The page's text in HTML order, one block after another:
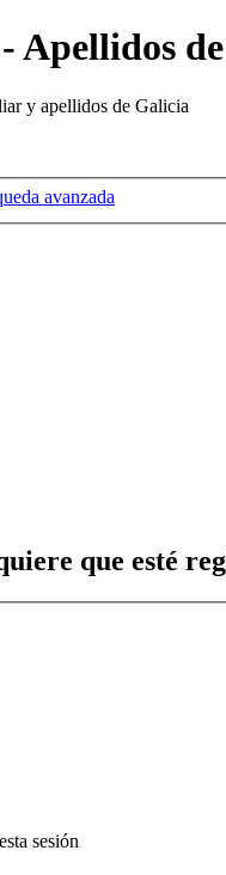
Apellidos
y apellidos de Galicia
avanzada
que esté
sesión